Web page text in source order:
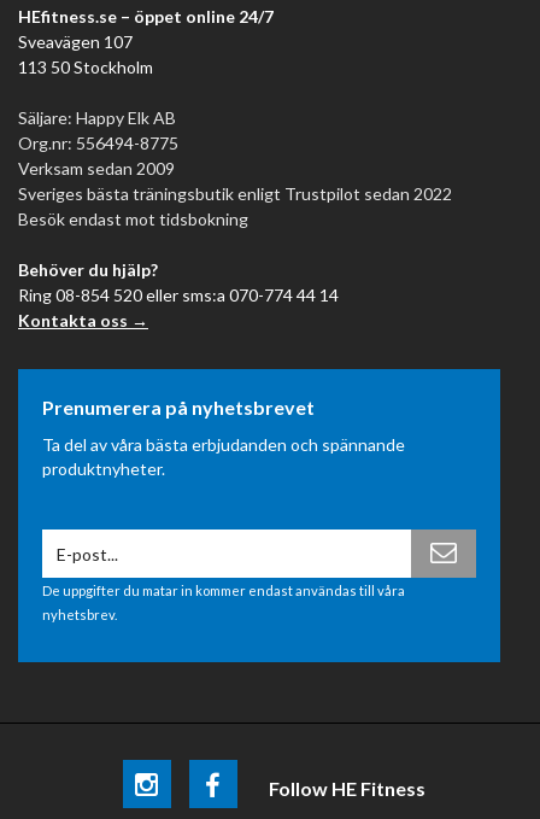
HEfitness.se – öppet online 24/7
Sveavägen 107
113 50 Stockholm
Säljare: Happy Elk AB
Org.nr: 556494-8775
Verksam sedan 2009
Sveriges bästa träningsbutik enligt Trustpilot sedan 2022
Besök endast mot tidsbokning
Behöver du hjälp?
Ring 08-854 520 eller sms:a 070-774 44 14
Kontakta oss →
Prenumerera på nyhetsbrevet
Ta del av våra bästa erbjudanden och spännande
produktnyheter.
De uppgifter du matar in kommer endast användas till våra
nyhetsbrev.
Follow HE Fitness